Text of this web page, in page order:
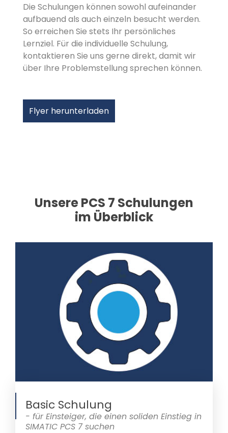
Die Schulungen können sowohl aufeinander
aufbauend als auch einzeln besucht werden.
So erreichen Sie stets Ihr persönliches
Lernziel. Für die individuelle Schulung,
kontaktieren Sie uns gerne direkt, damit wir
über Ihre Problemstellung sprechen können.
Flyer herunterladen
Unsere PCS 7 Schulungen
im Überblick
Basic Schulung
- für Einsteiger, die einen soliden Einstieg in
SIMATIC PCS 7 suchen